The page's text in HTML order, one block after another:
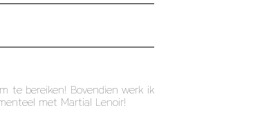
te bereiken! Bovendien werk ik
met Martial Lenoir!